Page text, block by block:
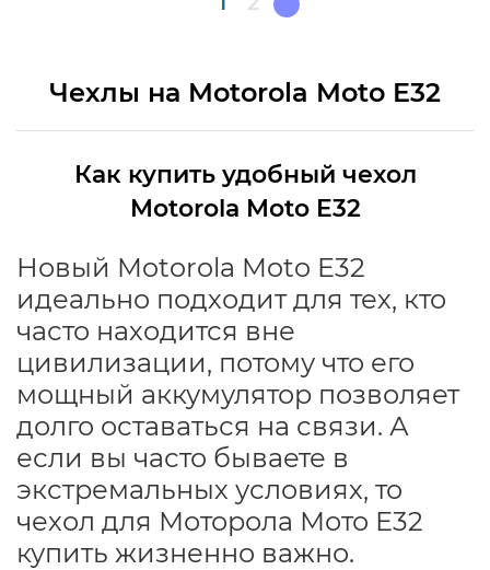
страница
Чехлы на Motorola Moto E32
Как купить удобный чехол
Motorola Moto E32
Новый Motorola Moto E32
идеально подходит для тех, кто
часто находится вне
цивилизации, потому что его
мощный аккумулятор позволяет
долго оставаться на связи. А
если вы часто бываете в
экстремальных условиях, то
чехол для Моторола Мото Е32
купить жизненно важно.